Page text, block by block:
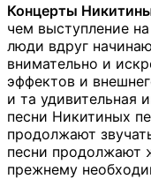
Концерты
чем выступление
люди вдруг
внимательно и
эффектов и
и та удивительная
песни Никитиных
продолжают
песни продолжают
прежнему